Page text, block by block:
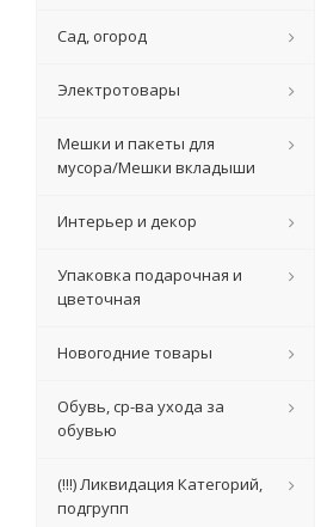
Сад, огород
Электротовары
Мешки и пакеты для
мусора/Мешки вкладыши
Интерьер и декор
Упаковка подарочная и
цветочная
Новогодние товары
Обувь, ср-ва ухода за
обувью
(!!!) Ликвидация Категорий,
подгрупп